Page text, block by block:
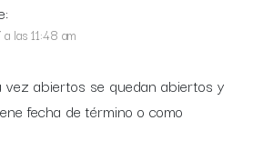
las 11:48 am
vez abiertos se quedan abiertos y
fecha de término o como